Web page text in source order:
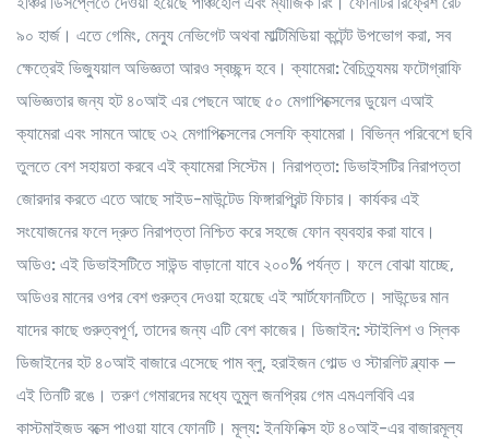
৯০ হার্জ। এতে গেমিং, মেন্যু নেভিগেট অথবা মাল্টিমিডিয়া কন্টেন্ট উপভোগ করা, সব
ক্ষেত্রেই ভিজ্যুয়াল অভিজ্ঞতা আরও স্বচ্ছন্দ হবে।ক্যামেরা:বৈচিত্র্যময় ফটোগ্রাফি
অভিজ্ঞতার জন্য হট ৪০আই এর পেছনে আছে ৫০ মেগাপিক্সেলের ডুয়েল এআই
ক্যামেরা এবং সামনে আছে ৩২ মেগাপিক্সেলের সেলফি ক্যামেরা। বিভিন্ন পরিবেশে ছবি
তুলতে বেশ সহায়তা করবে এই ক্যামেরা সিস্টেম। নিরাপত্তা: ডিভাইসটির নিরাপত্তা
জোরদার করতে এতে আছে সাইড-মাউন্টেড ফিঙ্গারপ্রিন্ট ফিচার। কার্যকর এই
সংযোজনের ফলে দ্রুত নিরাপত্তা নিশ্চিত করে সহজে ফোন ব্যবহার করা যাবে।
অডিও: এই ডিভাইসটিতে সাউন্ড বাড়ানো যাবে ২০০% পর্যন্ত। ফলে বোঝা যাচ্ছে,
অডিওর মানের ওপর বেশ গুরুত্ব দেওয়া হয়েছে এই স্মার্টফোনটিতে। সাউন্ডের মান
যাদের কাছে গুরুত্বপূর্ণ, তাদের জন্য এটি বেশ কাজের। ডিজাইন:স্টাইলিশ ও স্লিক
ডিজাইনের হট ৪০আই বাজারে এসেছে পাম ব্লু, হরাইজন গোল্ড ও স্টারলিট ব্ল্যাক —
এই তিনটি রঙে। তরুণ গেমারদের মধ্যে তুমুল জনপ্রিয় গেম এমএলবিবি এর
কাস্টমাইজড বক্সে পাওয়া যাবে ফোনটি। মূল্য: ইনফিনিক্স হট ৪০আই-এর বাজারমূল্য